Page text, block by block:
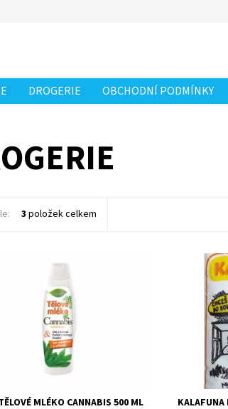
DROGERIE OBCHODNÍ PODMÍNKY
3 položek celkem
olej, ale i extrakt z celé zelené
Tím dodává kosmetice...
Skladem
3044/MAN
MLÉKO CANNABIS 500 ML
Na
peří z
KALAFUNA